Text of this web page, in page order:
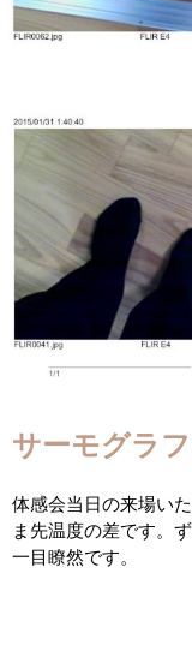
サーモグラ
体感会当日の来場い
ま先温度の差です。
一目瞭然です。